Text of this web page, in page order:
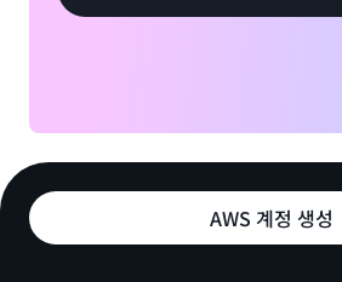
AWS 계정 생성